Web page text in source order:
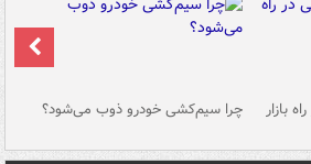
بازار چرا سیم‌کشی خودرو ذوب می‌شود؟